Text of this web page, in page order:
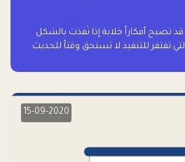
قد تصبح أفكاراً خلابة إذا نُفذت بالشكل
تفتقر للتنفيذ لا تستحق وقتاً للحديث
15-09-2020